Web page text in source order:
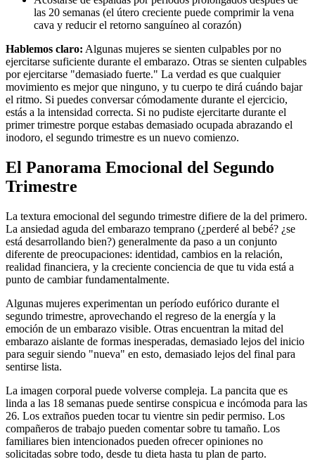
las 20 semanas (el útero creciente puede comprimir la vena
cava y reducir el retorno sanguíneo al corazón)
Hablemos claro: Algunas mujeres se sienten culpables por no
ejercitarse suficiente durante el embarazo. Otras se sienten culpables
por ejercitarse "demasiado fuerte." La verdad es que cualquier
movimiento es mejor que ninguno, y tu cuerpo te dirá cuándo bajar
el ritmo. Si puedes conversar cómodamente durante el ejercicio,
estás a la intensidad correcta. Si no pudiste ejercitarte durante el
primer trimestre porque estabas demasiado ocupada abrazando el
inodoro, el segundo trimestre es un nuevo comienzo.
El Panorama Emocional del Segundo
Trimestre
La textura emocional del segundo trimestre difiere de la del primero.
La ansiedad aguda del embarazo temprano (¿perderé al bebé? ¿se
está desarrollando bien?) generalmente da paso a un conjunto
diferente de preocupaciones: identidad, cambios en la relación,
realidad financiera, y la creciente conciencia de que tu vida está a
punto de cambiar fundamentalmente.
Algunas mujeres experimentan un período eufórico durante el
segundo trimestre, aprovechando el regreso de la energía y la
emoción de un embarazo visible. Otras encuentran la mitad del
embarazo aislante de formas inesperadas, demasiado lejos del inicio
para seguir siendo "nueva" en esto, demasiado lejos del final para
sentirse lista.
La imagen corporal puede volverse compleja. La pancita que es
linda a las 18 semanas puede sentirse conspicua e incómoda para las
26. Los extraños pueden tocar tu vientre sin pedir permiso. Los
compañeros de trabajo pueden comentar sobre tu tamaño. Los
familiares bien intencionados pueden ofrecer opiniones no
solicitadas sobre todo, desde tu dieta hasta tu plan de parto.